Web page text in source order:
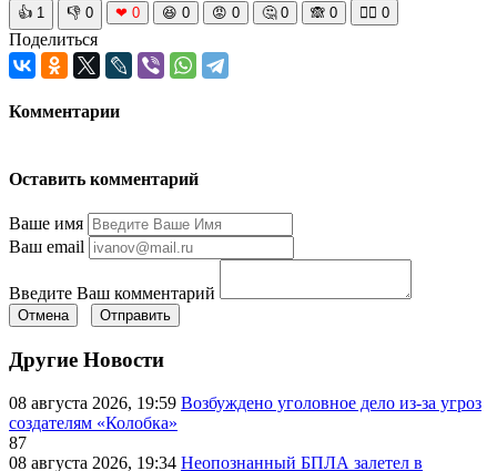
👍 1 👎 0 ❤ 0 😆 0 😡 0 🤔 0 🙈 0 🧘‍♀️ 0
Поделиться
Комментарии
Оставить комментарий
Ваше имя
Ваш email
Введите Ваш комментарий
Отмена Отправить
Другие Новости
08 августа 2026, 19:59 Возбуждено уголовное дело из-за угроз
создателям «Колобка»
87
08 августа 2026, 19:34 Неопознанный БПЛА залетел в